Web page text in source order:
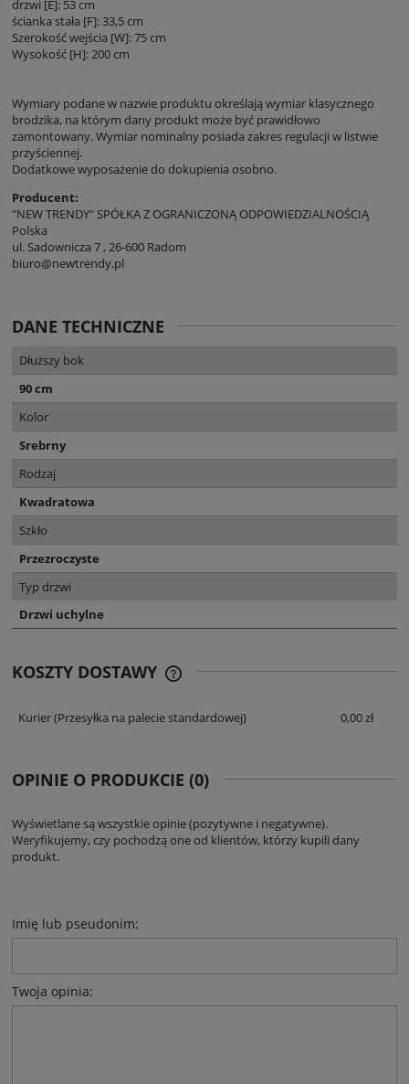
drzwi [E]: 53 cm
ścianka stała [F]: 33,5 cm
Szerokość wejścia [W]: 75 cm
Wysokość [H]: 200 cm
Wymiary podane w nazwie produktu określają wymiar klasycznego
brodzika, na którym dany produkt może być prawidłowo
zamontowany. Wymiar nominalny posiada zakres regulacji w listwie
przyściennej.
Dodatkowe wyposażenie do dokupienia osobno.
Producent:
"NEW TRENDY" SPÓŁKA Z OGRANICZONĄ ODPOWIEDZIALNOŚCIĄ
Polska
ul. Sadownicza 7 , 26-600 Radom
biuro@newtrendy.pl
DANE TECHNICZNE
Dłuższy bok
90 cm
Kolor
Srebrny
Rodzaj
Kwadratowa
Szkło
Przezroczyste
Typ drzwi
Drzwi uchylne
KOSZTY DOSTAWY
Kurier(Przesyłka na palecie standardowej) 0,00 zł
OPINIE O PRODUKCIE (0)
Wyświetlane są wszystkie opinie (pozytywne i negatywne).
Weryfikujemy, czy pochodzą one od klientów, którzy kupili dany
produkt.
Imię lub pseudonim:
Twoja opinia: